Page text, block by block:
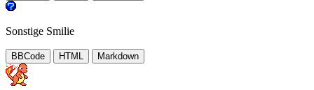
Sonstige Smilie
BBCode HTML Markdown